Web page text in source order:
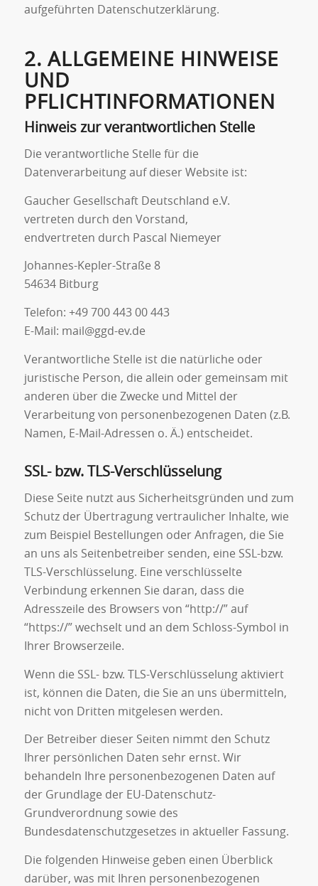
aufgeführten Datenschutzerklärung.
2. ALLGEMEINE HINWEISE
UND
PFLICHTINFORMATIONEN
Hinweis zur verantwortlichen Stelle
Die verantwortliche Stelle für die
Datenverarbeitung auf dieser Website ist:
Gaucher Gesellschaft Deutschland e.V.
vertreten durch den Vorstand,
endvertreten durch Pascal Niemeyer
Johannes-Kepler-Straße 8
54634 Bitburg
Telefon: +49 700 443 00 443
E-Mail: mail@ggd-ev.de
Verantwortliche Stelle ist die natürliche oder
juristische Person, die allein oder gemeinsam mit
anderen über die Zwecke und Mittel der
Verarbeitung von personenbezogenen Daten (z.B.
Namen, E-Mail-Adressen o. Ä.) entscheidet.
SSL- bzw. TLS-Verschlüsselung
Diese Seite nutzt aus Sicherheitsgründen und zum
Schutz der Übertragung vertraulicher Inhalte, wie
zum Beispiel Bestellungen oder Anfragen, die Sie
an uns als Seitenbetreiber senden, eine SSL-bzw.
TLS-Verschlüsselung. Eine verschlüsselte
Verbindung erkennen Sie daran, dass die
Adresszeile des Browsers von “http://” auf
“https://” wechselt und an dem Schloss-Symbol in
Ihrer Browserzeile.
Wenn die SSL- bzw. TLS-Verschlüsselung aktiviert
ist, können die Daten, die Sie an uns übermitteln,
nicht von Dritten mitgelesen werden.
Der Betreiber dieser Seiten nimmt den Schutz
Ihrer persönlichen Daten sehr ernst. Wir
behandeln Ihre personenbezogenen Daten auf
der Grundlage der EU-Datenschutz-
Grundverordnung sowie des
Bundesdatenschutzgesetzes in aktueller Fassung.
Die folgenden Hinweise geben einen Überblick
darüber, was mit Ihren personenbezogenen